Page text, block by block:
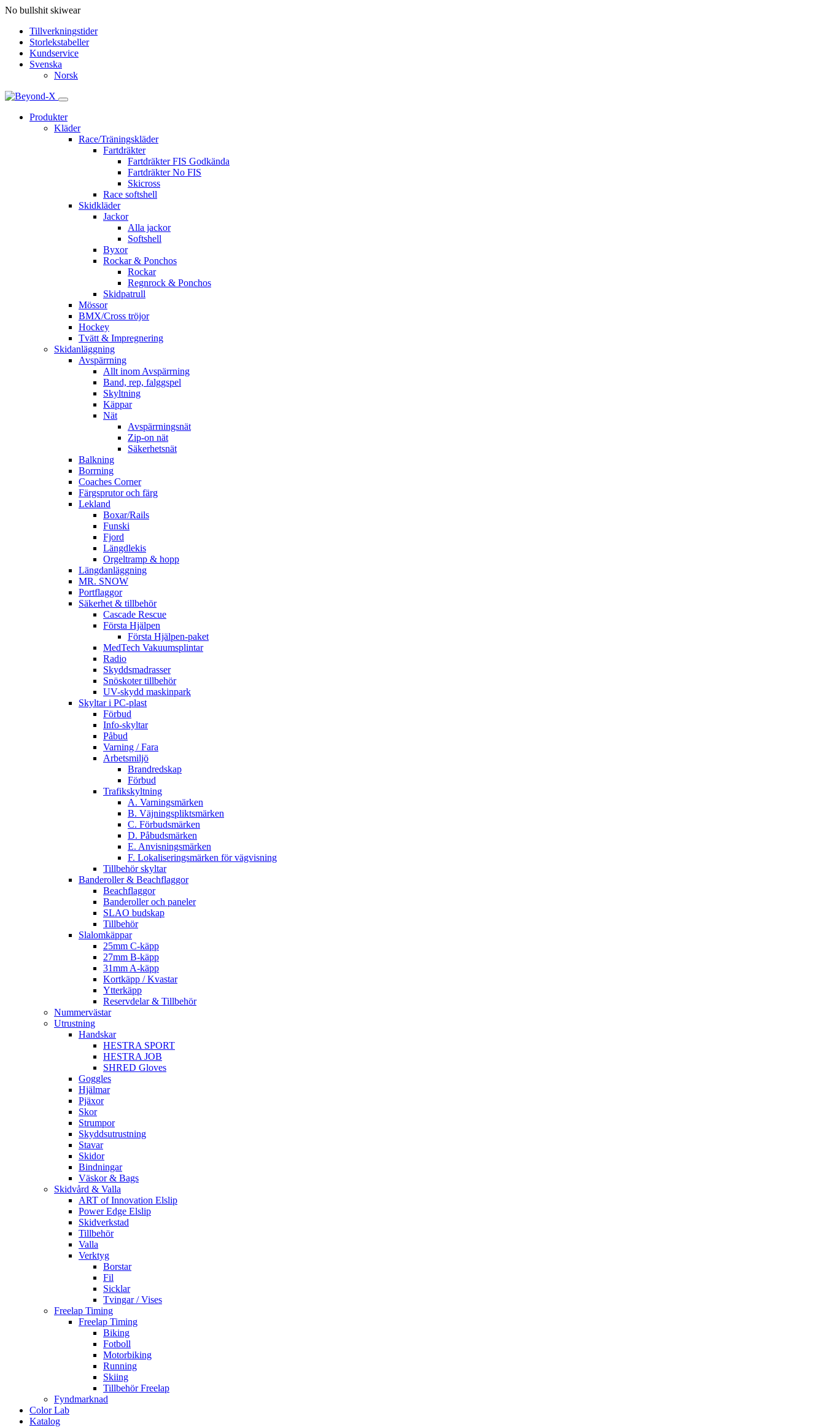
No bullshit skiwear
Tillverkningstider
Storlekstabeller
Kundservice
Svenska
Norsk
Produkter
Kläder
Race/Träningskläder
Fartdräkter
Fartdräkter FIS Godkända
Fartdräkter No FIS
Skicross
Race softshell
Skidkläder
Jackor
Alla jackor
Softshell
Byxor
Rockar & Ponchos
Rockar
Regnrock & Ponchos
Skidpatrull
Mössor
BMX/Cross tröjor
Hockey
Tvätt & Impregnering
Skidanläggning
Avspärrning
Allt inom Avspärrning
Band, rep, falggspel
Skyltning
Käppar
Nät
Avspärrningsnät
Zip-on nät
Säkerhetsnät
Balkning
Borrning
Coaches Corner
Färgsprutor och färg
Lekland
Boxar/Rails
Funski
Fjord
Längdlekis
Orgeltramp & hopp
Längdanläggning
MR. SNOW
Portflaggor
Säkerhet & tillbehör
Cascade Rescue
Första Hjälpen
Första Hjälpen-paket
MedTech Vakuumsplintar
Radio
Skyddsmadrasser
Snöskoter tillbehör
UV-skydd maskinpark
Skyltar i PC-plast
Förbud
Info-skyltar
Påbud
Varning / Fara
Arbetsmiljö
Brandredskap
Förbud
Trafikskyltning
A. Varningsmärken
B. Väjningspliktsmärken
C. Förbudsmärken
D. Påbudsmärken
E. Anvisningsmärken
F. Lokaliseringsmärken för vägvisning
Tillbehör skyltar
Banderoller & Beachflaggor
Beachflaggor
Banderoller och paneler
SLAO budskap
Tillbehör
Slalomkäppar
25mm C-käpp
27mm B-käpp
31mm A-käpp
Kortkäpp / Kvastar
Ytterkäpp
Reservdelar & Tillbehör
Nummervästar
Utrustning
Handskar
HESTRA SPORT
HESTRA JOB
SHRED Gloves
Goggles
Hjälmar
Pjäxor
Skor
Strumpor
Skyddsutrustning
Stavar
Skidor
Bindningar
Väskor & Bags
Skidvård & Valla
ART of Innovation Elslip
Power Edge Elslip
Skidverkstad
Tillbehör
Valla
Verktyg
Borstar
Fil
Sicklar
Tvingar / Vises
Freelap Timing
Freelap Timing
Biking
Fotboll
Motorbiking
Running
Skiing
Tillbehör Freelap
Fyndmarknad
Color Lab
Katalog